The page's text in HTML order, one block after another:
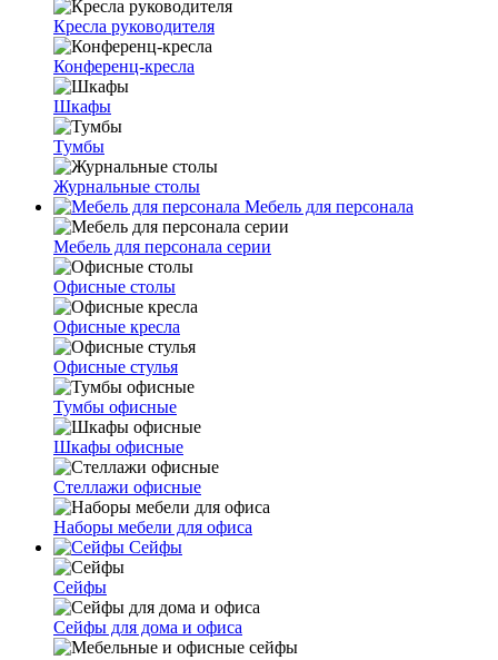
Кресла руководителя
Конференц-кресла
Шкафы
Тумбы
Журнальные столы
Мебель для персонала
Мебель для персонала серии
Офисные столы
Офисные кресла
Офисные стулья
Тумбы офисные
Шкафы офисные
Стеллажи офисные
Наборы мебели для офиса
Сейфы
Сейфы
Сейфы для дома и офиса